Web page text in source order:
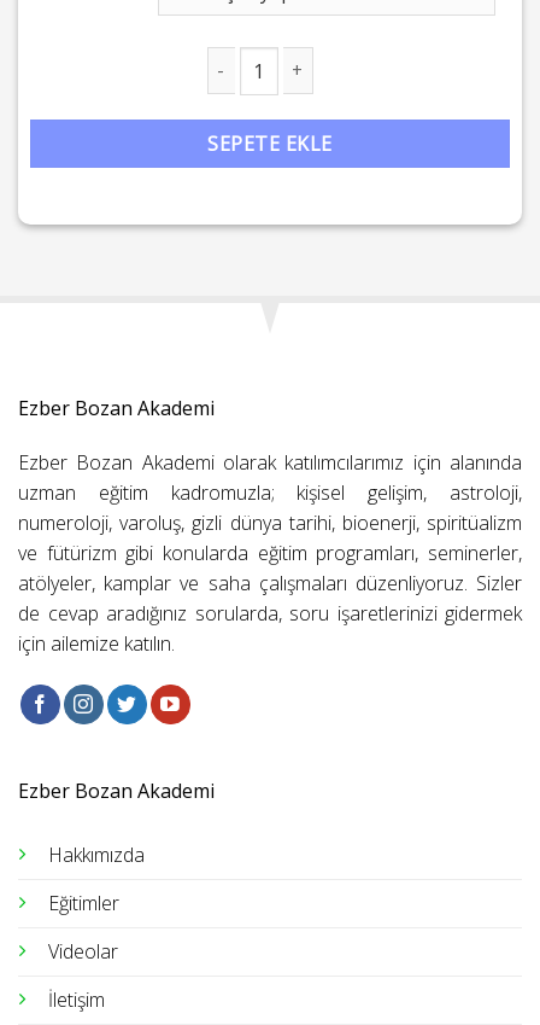
SEPETE EKLE
Ezber Bozan Akademi
Ezber Bozan Akademi olarak katılımcılarımız için alanında
uzman eğitim kadromuzla; kişisel gelişim, astroloji,
numeroloji, varoluş, gizli dünya tarihi, bioenerji, spiritüalizm
ve fütürizm gibi konularda eğitim programları, seminerler,
atölyeler, kamplar ve saha çalışmaları düzenliyoruz. Sizler
de cevap aradığınız sorularda, soru işaretlerinizi gidermek
için ailemize katılın.
Ezber Bozan Akademi
Hakkımızda
Eğitimler
Videolar
İletişim